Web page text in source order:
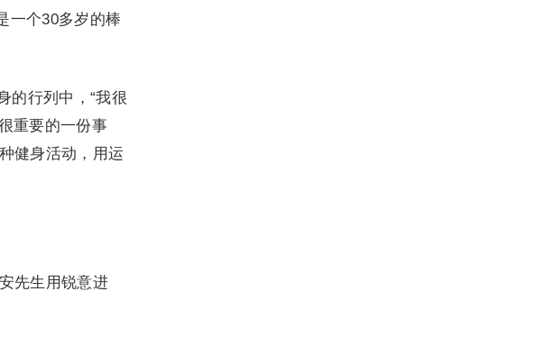
一个30多岁的棒
的行列中，“我很
重要的一份事
健身活动，用运
先生用锐意进